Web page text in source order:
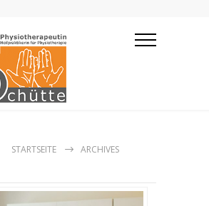
STARTSEITE ARCHIVES